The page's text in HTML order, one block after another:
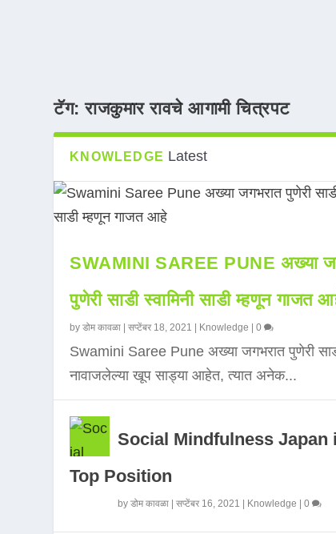
टॅग:राजकुमार रावचे आगामी चित्रपट
KNOWLEDGE Latest
SWAMINI SAREE PUNE अख्या
पुणेरी साडी स्वामिनी साडी म्हणून गाजत
byडोम कावळा |सप्टेंबर 18, 2021 Knowledge |0
Swamini Saree Pune अख्या जगभरात पुणेरी
नावाजलेल्या खूप साड्या आहेत, त्यात अनेक...
Social Mindfulness Japan
Top Position
byडोम कावळा |सप्टेंबर 16, 2021 Knowledge |0